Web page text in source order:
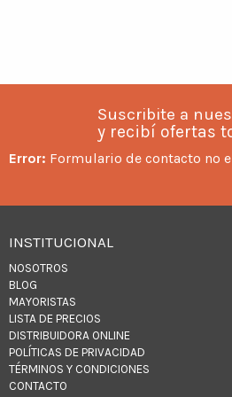
Suscribite a
y recibí ofertas
Error: Formulario de contacto no
INSTITUCIONAL
NOSOTROS
BLOG
MAYORISTAS
LISTA DE PRECIOS
DISTRIBUIDORA ONLINE
POLÍTICAS DE PRIVACIDAD
TÉRMINOS Y CONDICIONES
CONTACTO